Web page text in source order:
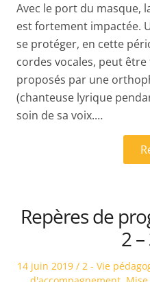
Avec le port du masque,
est fortement impactée.
se protéger, en cette
cordes vocales, peut
proposés par une
(chanteuse lyrique
soin de sa voix.…
Repères de
2 –
Posted
14 juin 2019
Posted
2 - Vie